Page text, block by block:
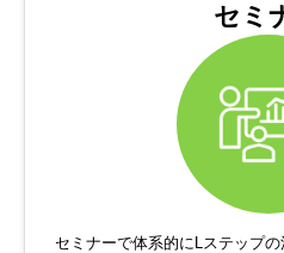
セミ
セミナーで体系的にLステップ